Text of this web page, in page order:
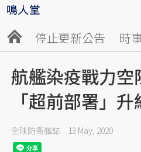
停止更新公告 時
航艦染疫戰力空
「超前部署」
全球防衛雜誌 13 May, 2020